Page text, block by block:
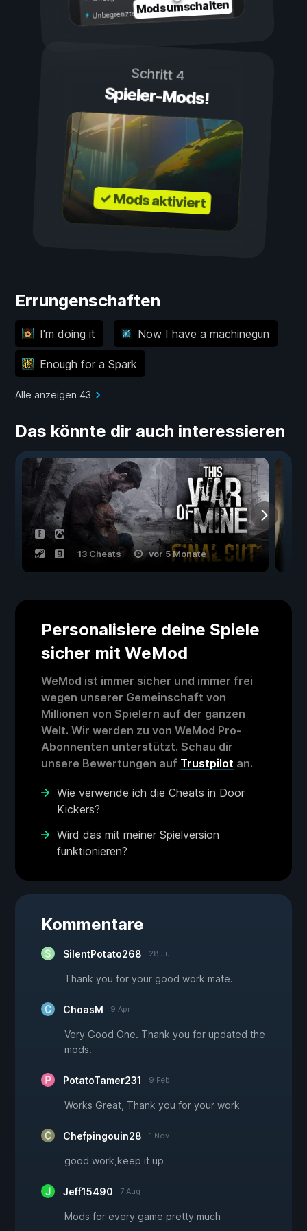
Unbegrenzte AusdauerMods umschalten
Schritt 4
Spieler-Mods!
✓ Mods aktiviert
Errungenschaften
I'm doing it Now I have a machinegun
Enough for a Spark
Alle anzeigen 43
Das könnte dir auch interessieren
13 Cheats vor 5 Monate
Personalisiere deine Spiele
sicher mit WeMod
WeMod ist immer sicher und immer frei
wegen unserer Gemeinschaft von
Millionen von Spielern auf der ganzen
Welt. Wir werden zu von WeMod Pro-
Abonnenten unterstützt. Schau dir
unsere Bewertungen auf Trustpilot an.
Wie verwende ich die Cheats in Door
Kickers?
Wird das mit meiner Spielversion
funktionieren?
Kommentare
SilentPotato268 28 Jul
Thank you for your good work mate.
ChoasM 9 Apr
Very Good One. Thank you for updated the
mods.
PotatoTamer231 9 Feb
Works Great, Thank you for your work
Chefpingouin28 1 Nov
good work,keep it up
Jeff15490 7 Aug
Mods for every game pretty much